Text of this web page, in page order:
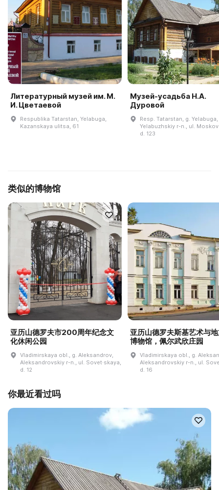
Литературный музей им. М.
И. Цветаевой
Respublika Tatarstan, Yelabuga,
Kazanskaya ulitsa, 61
Музей-усадьба Н.А.
Дуровой
Resp. Tatarstan, g. Yelabuga,
Yelabuzhskiy r-n., ul.
d. 123
类似的博物馆
亚历山德罗夫市200周年纪念文
化休闲公园
Vladimirskaya obl., g. Aleksandrov,
Aleksandrovskiy r-n., ul. Sovet·skaya,
d. 12
亚历山德罗夫斯基艺术与
博物馆，佩尔武欣庄园
Vladimirskaya obl., g.
Aleksandrovskiy r-n., ul.
d. 16
你最近看过吗